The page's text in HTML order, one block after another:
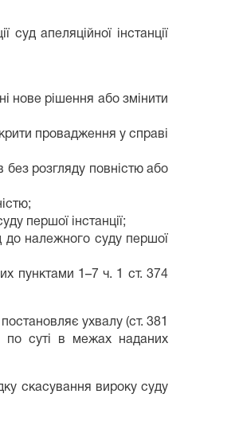
апеляційної інстанції
нове рішення або змінити
провадження у справі
без розгляду повністю або
першої інстанції;
до належного суду першої
пунктами 1–7 ч. 1 ст. 374
ухвалу (ст. 381
по суті в межах наданих
скасування вироку суду